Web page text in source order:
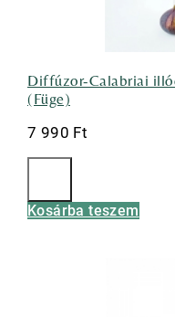
Diffúzor-Calabriai
(Füge)
7 990 Ft
Kosárba teszem